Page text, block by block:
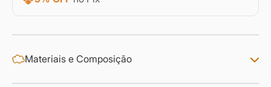
Materiais e Composição